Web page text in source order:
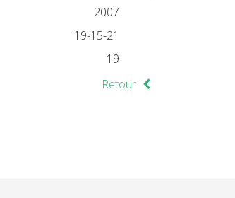
2007
19-15-21
19
Retour